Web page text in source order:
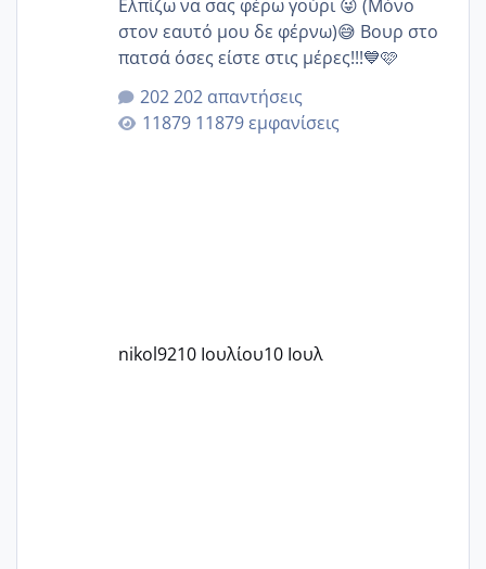
Ελπίζω να σας φέρω γούρι 😜 (Μόνο
στον εαυτό μου δε φέρνω)😅 Βουρ στο
πατσά όσες είστε στις μέρες!!!💙🩷
202 απαντήσεις
11879 εμφανίσεις
nikol9210 Ιουλίου10 Ιουλ